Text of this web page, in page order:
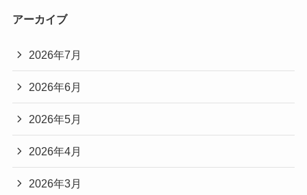
アーカイブ
2026年7月
2026年6月
2026年5月
2026年4月
2026年3月